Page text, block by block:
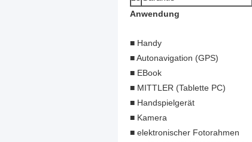
Anwendung
■ Handy
■ Autonavigation (GPS)
■ EBook
■ MITTLER (Tablette PC)
■ Handspielgerät
■ Kamera
■ elektronischer Fotorahmen